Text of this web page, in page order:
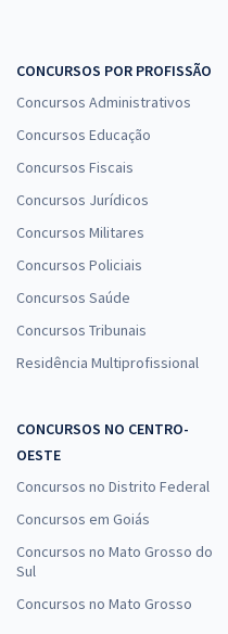
CONCURSOS POR PROFISSÃO
Concursos Administrativos
Concursos Educação
Concursos Fiscais
Concursos Jurídicos
Concursos Militares
Concursos Policiais
Concursos Saúde
Concursos Tribunais
Residência Multiprofissional
CONCURSOS NO CENTRO-
OESTE
Concursos no Distrito Federal
Concursos em Goiás
Concursos no Mato Grosso do
Sul
Concursos no Mato Grosso